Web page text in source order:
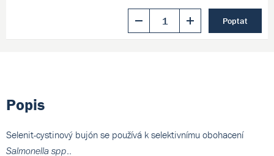
Poptat
Popis
Selenit-cystinový bujón se používá k selektivnímu obohacení
Salmonella spp..